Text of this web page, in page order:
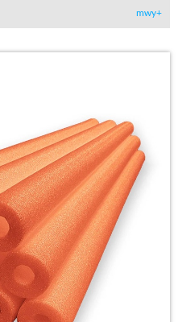
mwy+